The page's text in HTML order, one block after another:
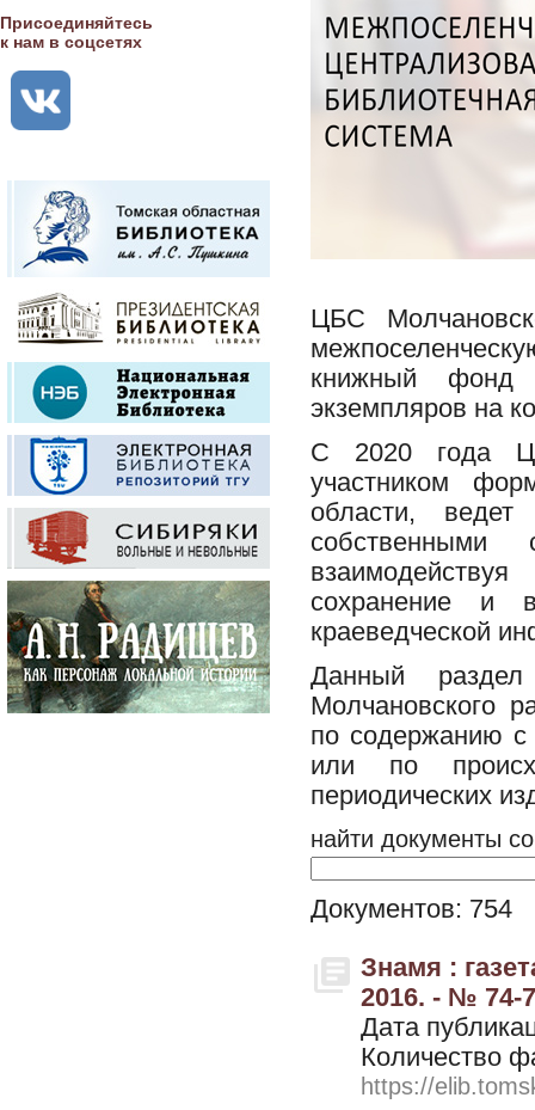
Присоединяйтесь
к нам в соцсетях
ЦБС
книжный фонд
экземпляров на
С 2020 года
участником
области,
собственными
сохранение и
краеведческой
Данный
Молчановского
по содержанию с
или по
периодических
найти документы
Документов: 754
Знамя :
2016. - № 74-
Дата
Количество
https://